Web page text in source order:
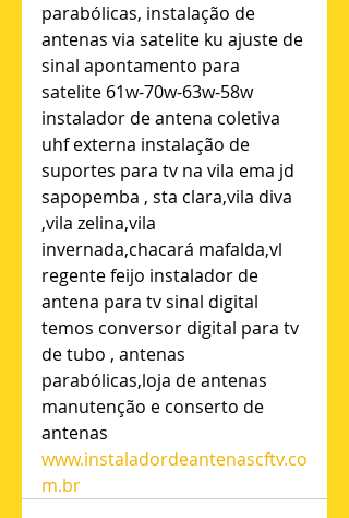
parabólicas, instalação de
antenas via satelite ku ajuste de
sinal apontamento para
satelite 61w-70w-63w-58w
instalador de antena coletiva
uhf externa instalação de
suportes para tv na vila ema jd
sapopemba , sta clara,vila diva
,vila zelina,vila
invernada,chacará mafalda,vl
regente feijo instalador de
antena para tv sinal digital
temos conversor digital para tv
de tubo , antenas
parabólicas,loja de antenas
manutenção e conserto de
antenas
www.instaladordeantenascftv.co
m.br